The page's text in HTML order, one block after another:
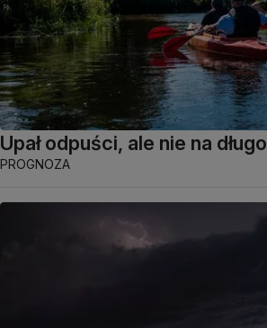
Upał odpuści, ale nie na długo
PROGNOZA